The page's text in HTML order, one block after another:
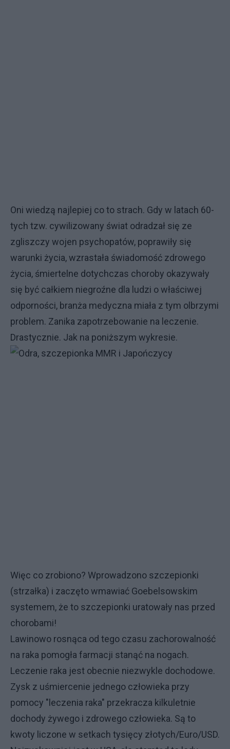
Oni wiedzą najlepiej co to strach. Gdy w latach 60-
tych tzw. cywilizowany świat odradzał się ze
zgliszczy wojen psychopatów, poprawiły się
warunki życia, wzrastała świadomość zdrowego
życia, śmiertelne dotychczas choroby okazywały
się być całkiem niegroźne dla ludzi o właściwej
odporności, branża medyczna miała z tym olbrzymi
problem. Zanika zapotrzebowanie na leczenie.
Drastycznie. Jak na poniższym wykresie.
Więc co zrobiono? Wprowadzono szczepionki
(strzałka) i zaczęto wmawiać Goebelsowskim
systemem, że to szczepionki uratowały nas przed
chorobami!
Lawinowo rosnąca od tego czasu zachorowalność
na raka pomogła farmacji stanąć na nogach.
Leczenie raka jest obecnie niezwykle dochodowe.
Zysk z uśmiercenie jednego człowieka przy
pomocy "leczenia raka" przekracza kilkuletnie
dochody żywego i zdrowego człowieka. Są to
kwoty liczone w setkach tysięcy złotych/Euro/USD.